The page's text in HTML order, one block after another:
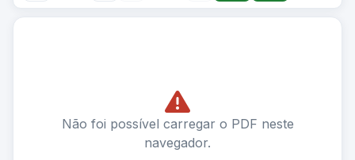
Não foi possível carregar o PDF neste
navegador.